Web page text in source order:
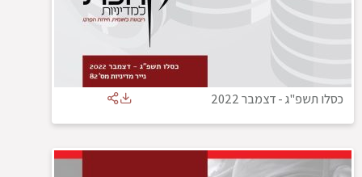
כסלו תשפ"ג-דצמבר 2022